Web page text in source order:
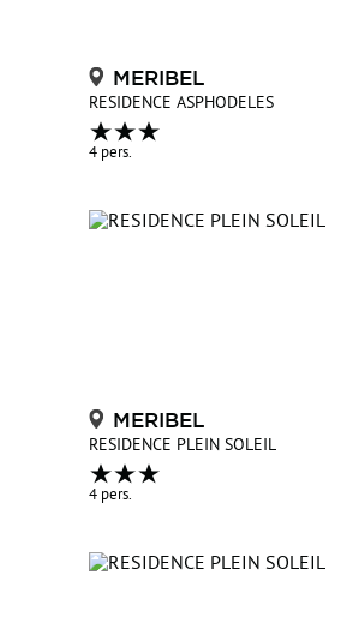
MERIBEL
RESIDENCE ASPHODELES
4 pers.
MERIBEL
RESIDENCE PLEIN SOLEIL
4 pers.